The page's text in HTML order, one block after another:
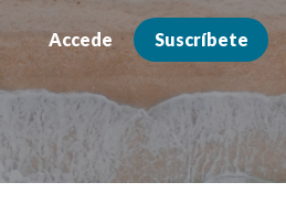
Accede Suscríbete